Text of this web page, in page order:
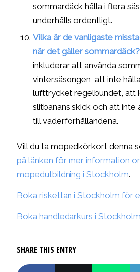
sommardäck hålla i flera
underhålls ordentligt.
Vilka är de vanligaste
när det gäller sommardäck?
inkluderar att använda
vintersäsongen, att inte
lufttrycket regelbundet, att
slitbanans skick och att inte
till väderförhållandena.
Vill du ta mopedkörkort denna
på länken för mer information
mopedutbildning i Stockholm.
Boka riskettan i Stockholm för
Boka handledarkurs i
SHARE THIS ENTRY